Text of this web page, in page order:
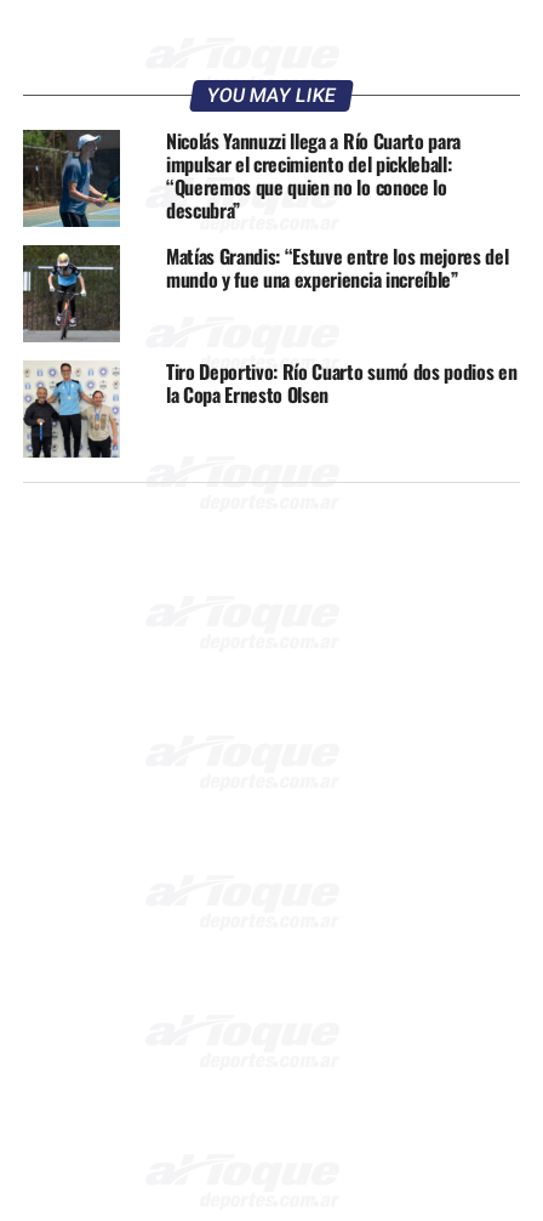
YOU MAY LIKE
Nicolás Yannuzzi llega a Río Cuarto para
impulsar el crecimiento del pickleball:
“Queremos que quien no lo conoce lo
descubra”
Matías Grandis: “Estuve entre los mejores del
mundo y fue una experiencia increíble”
Tiro Deportivo: Río Cuarto sumó dos podios en
la Copa Ernesto Olsen